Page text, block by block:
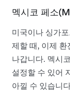
멕시코 페소
미국이나 싱가
제할 때, 이제
나갑니다. 멕시
설정할 수 있어
아낄 수 있습니